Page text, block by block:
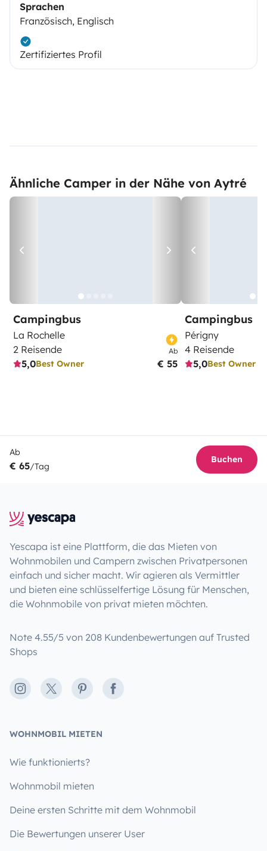
Sprachen
Französisch, Englisch
Zertifiziertes Profil
Ähnliche Camper in der Nähe von Aytré
Campingbus
La Rochelle
2 Reisende
5,0Best Owner
Ab
€ 55
Campingbus
Périgny
4 Reisende
5,0Best Owner
Ab
€ 65/Tag
Buchen
Yescapa ist eine Plattform, die das Mieten von
Wohnmobilen und Campern zwischen Privatpersonen
einfach und sicher macht. Wir agieren als Vermittler
und bieten eine schlüsselfertige Lösung für Menschen,
die Wohnmobile von privat mieten möchten.
Note 4.55/5 von 208 Kundenbewertungen auf Trusted
Shops
Instagram
X PinterestFacebook
WOHNMOBIL MIETEN
Wie funktionierts?
Wohnmobil mieten
Deine ersten Schritte mit dem Wohnmobil
Die Bewertungen unserer User